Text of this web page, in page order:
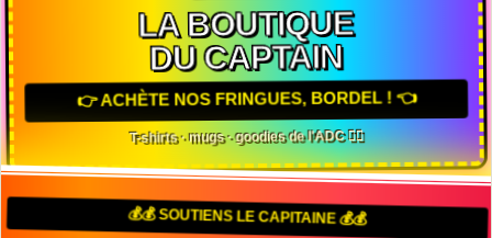
LA BOUTIQUE
DU CAPTAIN
👉 ACHÈTE NOS FRINGUES, BORDEL ! 👈
T-shirts · mugs · goodies de l'ADC 🏴‍☠️
💰💰 SOUTIENS LE CAPITAINE 💰💰